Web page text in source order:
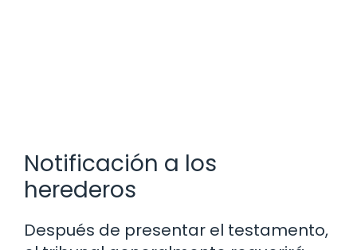
Notificación a los
herederos
Después de presentar el testamento,